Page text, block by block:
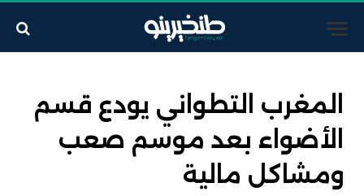
المغرب التطواني يودع قسم
الأضواء بعد موسم صعب
ومشاكل مالية